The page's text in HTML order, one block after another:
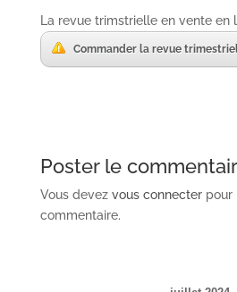
La revue trimstrielle en vente en
Commander la revue
Poster le
Vous devez vous connecterpour
commentaire.